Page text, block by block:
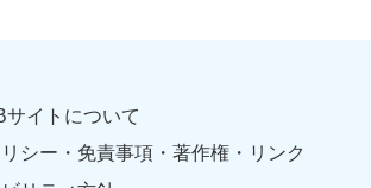
イトについて
シー・免責事項・著作権・リンク